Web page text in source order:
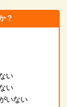
？
い
い
いない